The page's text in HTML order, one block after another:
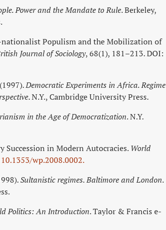
Power and the Mandate to Rule. Berkeley,
nationalist Populism and the Mobilization of
Journal of Sociology, 68(1), 181–213. DOI:
Democratic Experiments in Africa. Regime
. N.Y., Cambridge University Press.
in the Age of Democratization. N.Y.
Succession in Modern Autocracies.World
10.1353/wp.2008.0002.
Sultanistic regimes. Baltimore and London.
Politics: An Introduction. Taylor & Francis e-